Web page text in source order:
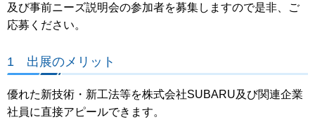
及び事前ニーズ説明会の参加者を募集しますので是非、ご
応募ください。
1 出展のメリット
優れた新技術・新工法等を株式会社SUBARU及び関連企業
社員に直接アピールできます。